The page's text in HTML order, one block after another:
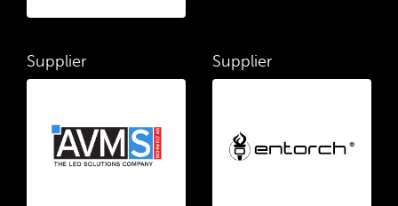
Supplier Supplier